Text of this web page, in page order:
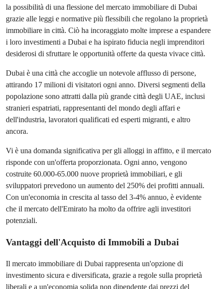
la possibilità di una flessione del mercato immobiliare di Dubai
grazie alle leggi e normative più flessibili che regolano la proprietà
immobiliare in città. Ciò ha incoraggiato molte imprese a espandere
i loro investimenti a Dubai e ha ispirato fiducia negli imprenditori
desiderosi di sfruttare le opportunità offerte da questa vivace città.
Dubai è una città che accoglie un notevole afflusso di persone,
attirando 17 milioni di visitatori ogni anno. Diversi segmenti della
popolazione sono attratti dalla più grande città degli UAE, inclusi
stranieri espatriati, rappresentanti del mondo degli affari e
dell'industria, lavoratori qualificati ed esperti migranti, e altro
ancora.
Vi è una domanda significativa per gli alloggi in affitto, e il mercato
risponde con un'offerta proporzionata. Ogni anno, vengono
costruite 60.000-65.000 nuove proprietà immobiliari, e gli
sviluppatori prevedono un aumento del 250% dei profitti annuali.
Con un'economia in crescita al tasso del 3-4% annuo, è evidente
che il mercato dell'Emirato ha molto da offrire agli investitori
potenziali.
Vantaggi dell'Acquisto di Immobili a Dubai
Il mercato immobiliare di Dubai rappresenta un'opzione di
investimento sicura e diversificata, grazie a regole sulla proprietà
liberali e a un'economia solida non dipendente dai prezzi del